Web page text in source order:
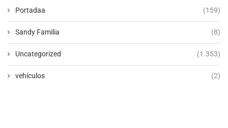
Portadaa (159)
Sandy Familia (8)
Uncategorized (1.353)
vehículos (2)